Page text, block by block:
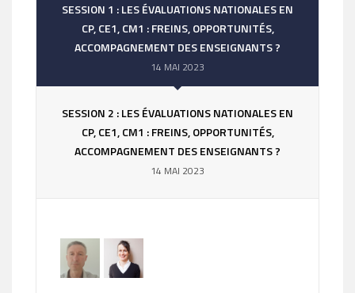
SESSION 1 : LES ÉVALUATIONS NATIONALES EN
CP, CE1, CM1 : FREINS, OPPORTUNITÉS,
ACCOMPAGNEMENT DES ENSEIGNANTS ?
14 MAI 2023
SESSION 2 : LES ÉVALUATIONS NATIONALES EN
CP, CE1, CM1 : FREINS, OPPORTUNITÉS,
ACCOMPAGNEMENT DES ENSEIGNANTS ?
14 MAI 2023